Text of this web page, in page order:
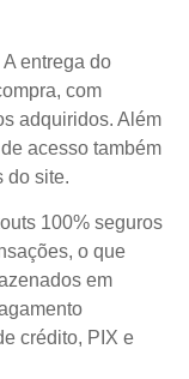
A entrega do
com
adquiridos. Além
acesso também
do site.
100% seguros
o que
em
crédito, PIX e